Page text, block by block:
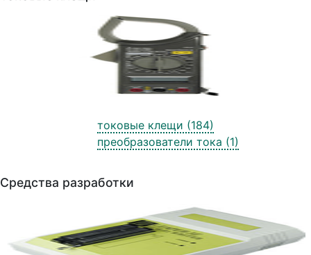
токовые клещи (184)
преобразователи тока (1)
Средства разработки